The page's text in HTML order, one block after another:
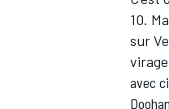
10.
sur
avec